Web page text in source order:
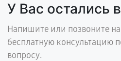
У Вас остались
Напишите или позвоните
бесплатную консультацию
вопросу.